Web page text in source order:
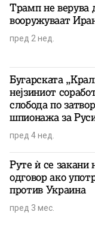
Трамп не верува
вооружуваат
пред 2 нед.
Бугарската
нејзиниот
слобода по
шпионажа за
пред 4 нед.
Руте ѝ се закани
одговор ако
против Украина
пред 3 мес.